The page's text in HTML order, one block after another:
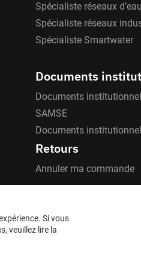
Spécialiste réseaux d’eau
Spécialiste réseaux
Spécialiste Smartwater
Documents
Documents
SAMSE
Documents
Retours
Annuler ma commande
Si vous
veuillez lire la